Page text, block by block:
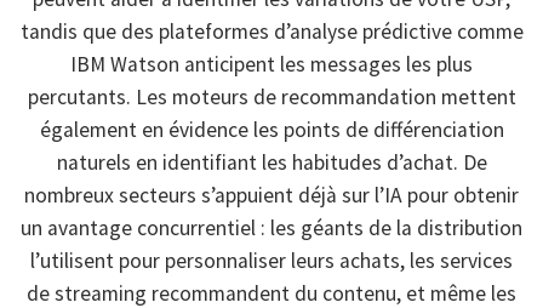
tandis que des plateformes d’analyse prédictive comme
IBM Watson anticipent les messages les plus
percutants. Les moteurs de recommandation mettent
également en évidence les points de différenciation
naturels en identifiant les habitudes d’achat. De
nombreux secteurs s’appuient déjà sur l’IA pour obtenir
un avantage concurrentiel : les géants de la distribution
l’utilisent pour personnaliser leurs achats, les services
de streaming recommandent du contenu, et même les